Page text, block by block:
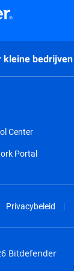
kleine bedrijven
Center
Portal
Privacybeleid
Bitdefender